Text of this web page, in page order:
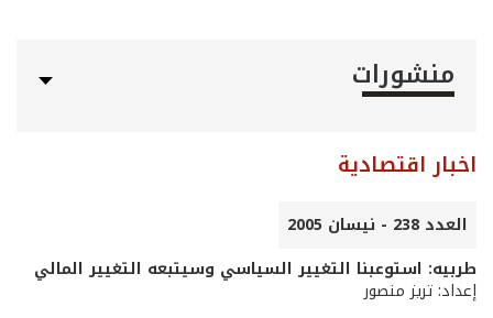
منشورات
اخبار اقتصادية
العدد 238 - نيسان 2005
طربيه: استوعبنا التغيير السياسي وسيتبعه التغيير المالي
إعداد: تريز منصور